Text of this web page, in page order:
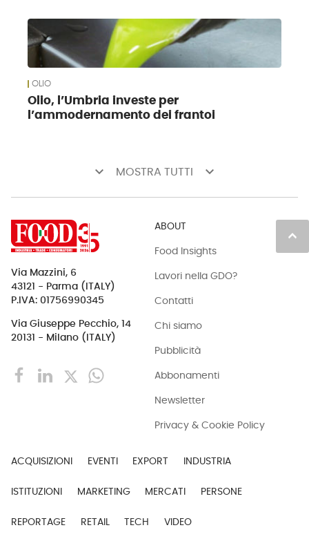
OLIO
Olio, l’Umbria investe per
l’ammodernamento dei frantoi
keyboard_arrow_down MOSTRA TUTTI keyboard_arrow_down
keyboard_arrow_up
Via Mazzini, 6
43121 - Parma (ITALY)
P.IVA: 01756990345
Via Giuseppe Pecchio, 14
20131 - Milano (ITALY)
ABOUT
Food Insights
Lavori nella GDO?
Contatti
Chi siamo
Pubblicità
Abbonamenti
Newsletter
Privacy & Cookie Policy
ACQUISIZIONI EVENTI EXPORT INDUSTRIA
ISTITUZIONI MARKETING MERCATI PERSONE
REPORTAGE RETAIL TECH VIDEO